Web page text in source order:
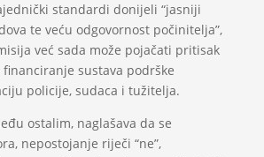
standardi donijeli “jasniji
te veću odgovornost počinitelja”,
već sada može pojačati pritisak
sustava podrške
policije, sudaca i tužitelja.
ostalim, naglašava da se
nepostojanje riječi “ne”,